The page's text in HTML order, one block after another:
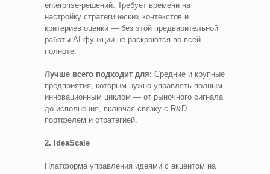
enterprise-решений. Требует времени на
настройку стратегических контекстов и
критериев оценки — без этой предварительной
работы AI-функции не раскроются во всей
полноте.
Лучше всего подходит для: Средние и крупные
предприятия, которым нужно управлять полным
инновационным циклом — от рыночного сигнала
до исполнения, включая связку с R&D-
портфелем и стратегией.
2. IdeaScale
Платформа управления идеями с акцентом на